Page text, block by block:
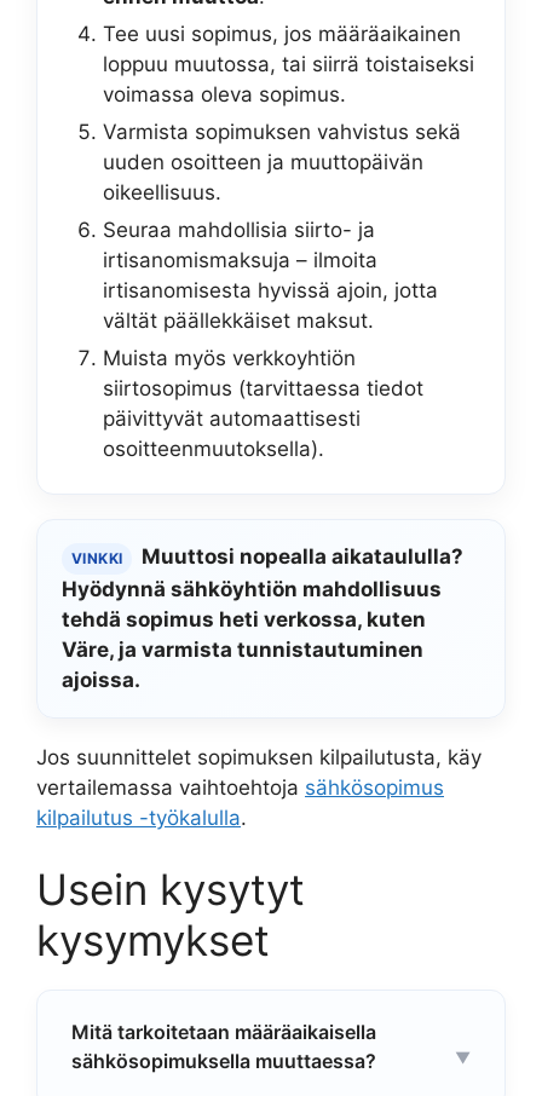
Tee uusi sopimus, jos määräaikainen
loppuu muutossa, tai siirrä toistaiseksi
voimassa oleva sopimus.
Varmista sopimuksen vahvistus sekä
uuden osoitteen ja muuttopäivän
oikeellisuus.
Seuraa mahdollisia siirto- ja
irtisanomismaksuja – ilmoita
irtisanomisesta hyvissä ajoin, jotta
vältät päällekkäiset maksut.
Muista myös verkkoyhtiön
siirtosopimus (tarvittaessa tiedot
päivittyvät automaattisesti
osoitteenmuutoksella).
VINKKI
Muuttosi nopealla aikataululla?
Hyödynnä sähköyhtiön mahdollisuus
tehdä sopimus heti verkossa, kuten
Väre, ja varmista tunnistautuminen
ajoissa.
Jos suunnittelet sopimuksen kilpailutusta, käy
vertailemassa vaihtoehtoja sähkösopimus
kilpailutus -työkalulla.
Usein kysytyt
kysymykset
Mitä tarkoitetaan määräaikaisella
sähkösopimuksella muuttaessa?